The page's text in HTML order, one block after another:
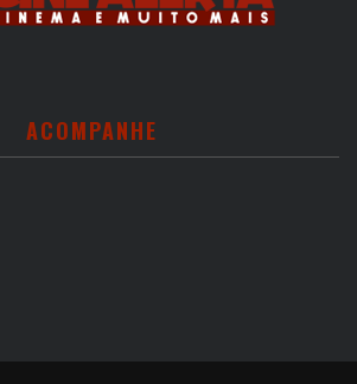
ACOMPANHE